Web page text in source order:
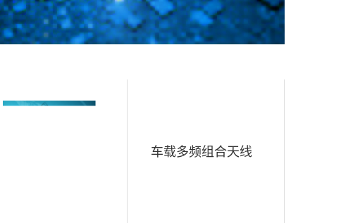
车载多频组合天线